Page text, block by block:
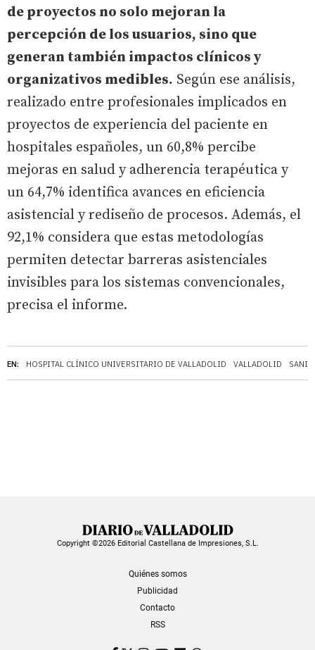
EN: HOSPITAL CLÍNICO UNIVERSITARIO DE VALLADOLID VALLADOLID
de proyectos no solo mejoran la
percepción de los usuarios, sino que
generan también impactos clínicos y
organizativos medibles. Según ese análisis,
realizado entre profesionales implicados en
proyectos de experiencia del paciente en
hospitales españoles, un 60,8% percibe
mejoras en salud y adherencia terapéutica y
un 64,7% identifica avances en eficiencia
asistencial y rediseño de procesos. Además, el
92,1% considera que estas metodologías
permiten detectar barreras asistenciales
invisibles para los sistemas convencionales,
precisa el informe.
Copyright ©2026 Editorial Castellana de Impresiones, S.L.
Quiénes somos
Publicidad
Contacto
RSS